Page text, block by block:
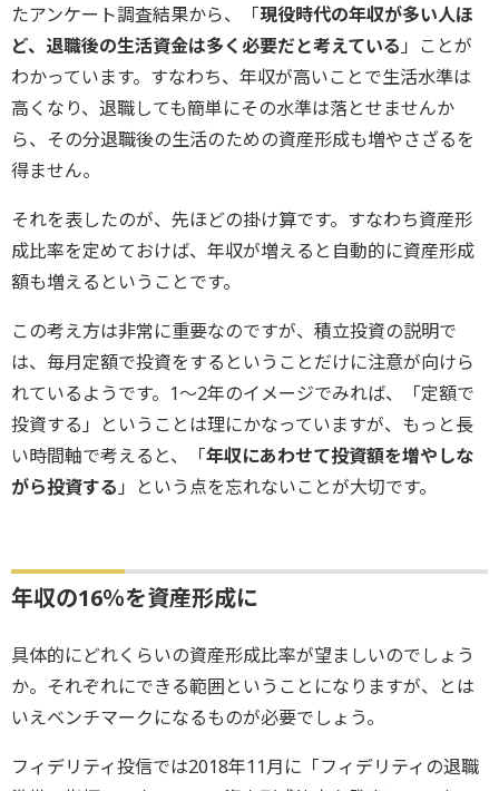
たアンケート調査結果から、「現役時代の年収が多い人ほ
ど、退職後の生活資金は多く必要だと考えている 」ことが
わかっています。すなわち、年収が高いことで生活水準は
高くなり、退職しても簡単にその水準は落とせませんか
ら、その分退職後の生活のための資産形成も増やさざるを
得ません。
それを表したのが、先ほどの掛け算です。すなわち資産形
成比率を定めておけば、年収が増えると自動的に資産形成
額も増えるということです。
この考え方は非常に重要なのですが、積立投資の説明で
は、毎月定額で投資をするということだけに注意が向けら
れているようです。1～2年のイメージでみれば、「定額で
投資する」ということは理にかなっていますが、もっと長
い時間軸で考えると、「年収にあわせて投資額を増やしな
がら投資する 」という点を忘れないことが大切です。
年収の16％を資産形成に
具体的にどれくらいの資産形成比率が望ましいのでしょう
か。それぞれにできる範囲ということになりますが、とは
いえベンチマークになるものが必要でしょう。
フィデリティ投信では2018年11月に「フィデリティの退職